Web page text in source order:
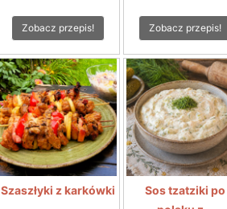
Zobacz przepis! Zobacz przepis!
Szaszłyki z karkówki
Sos tzatziki po